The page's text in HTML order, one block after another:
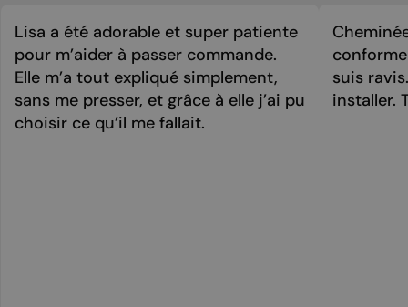
Lisa a été adorable et super patiente
pour m’aider à passer commande.
Elle m’a tout expliqué simplement,
sans me presser, et grâce à elle j’ai pu
choisir ce qu’il me fallait.
suis
installer.